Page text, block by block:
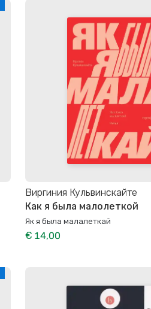
Виргиния Кульвинскайте
Как я была малолеткой
Як я была малалеткай
€ 14,00